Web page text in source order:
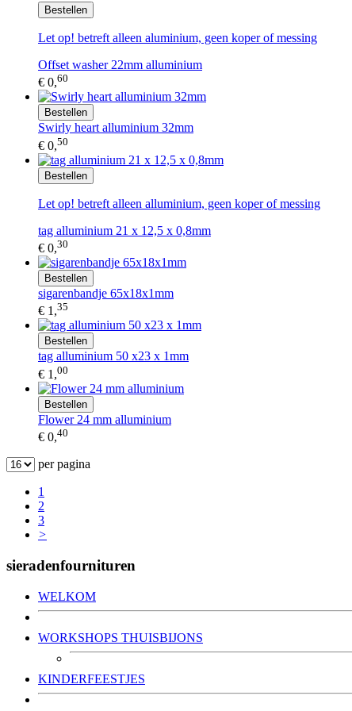
Bestellen
Let op! betreft alleen aluminium, geen koper of messing
Offset washer 22mm alluminium
€ 0,60
Bestellen
Swirly heart alluminium 32mm
€ 0,50
Bestellen
Let op! betreft alleen alluminium, geen koper of messing
tag alluminium 21 x 12,5 x 0,8mm
€ 0,30
Bestellen
sigarenbandje 65x18x1mm
€ 1,35
Bestellen
tag alluminium 50 x23 x 1mm
€ 1,00
Bestellen
Flower 24 mm alluminium
€ 0,40
per pagina
1
2
3
>
sieradenfournituren
WELKOM
WORKSHOPS THUISBIJONS
KINDERFEESTJES